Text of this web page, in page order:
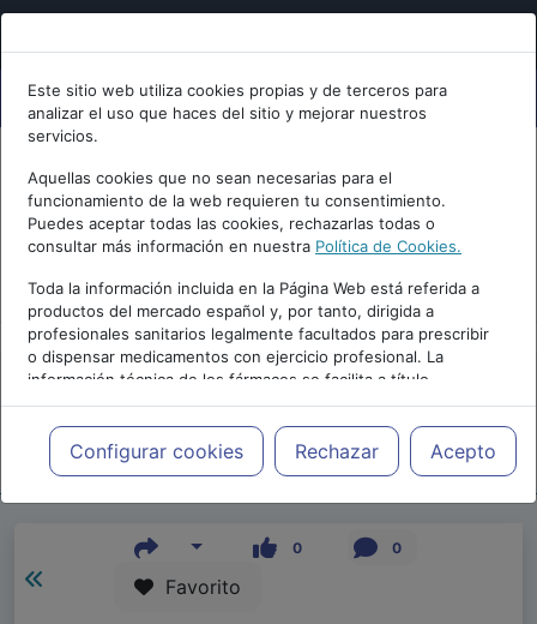
Este sitio web utiliza cookies propias y de terceros para
analizar el uso que haces del sitio y mejorar nuestros
servicios.
Aquellas cookies que no sean necesarias para el
funcionamiento de la web requieren tu consentimiento.
Puedes aceptar todas las cookies, rechazarlas todas o
consultar más información en nuestra Política de Cookies.
Toda la información incluida en la Página Web está referida a
productos del mercado español y, por tanto, dirigida a
profesionales sanitarios legalmente facultados para prescribir
o dispensar medicamentos con ejercicio profesional. La
información técnica de los fármacos se facilita a título
meramente informativo, siendo responsabilidad de los
profesionales facultados prescribir medicamentos y decidir, en
cada caso concreto, el tratamiento más adecuado a las
necesidades del paciente.
Configurar cookies Rechazar Acepto
Repositorio de Artículos |Psicologia.com|
27 Edición | 2023
0 0
Favorito